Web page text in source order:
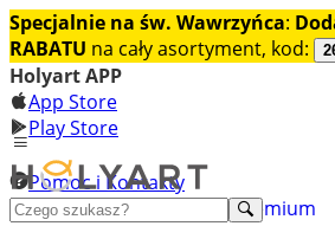
Specjalnie na św. Wawrzyńca:
RABATU na cały asortyment, kod:
Holyart APP
App Store
Play Store
Pomoc i Kontakty
+48 222 922 860
Odkryj premium